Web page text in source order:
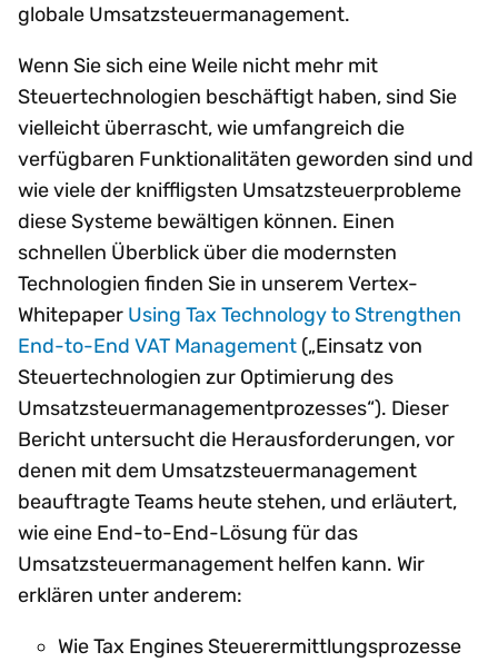
globale Umsatzsteuermanagement.
Wenn Sie sich eine Weile nicht mehr mit
Steuertechnologien beschäftigt haben, sind Sie
vielleicht überrascht, wie umfangreich die
verfügbaren Funktionalitäten geworden sind und
wie viele der kniffligsten Umsatzsteuerprobleme
diese Systeme bewältigen können. Einen
schnellen Überblick über die modernsten
Technologien finden Sie in unserem Vertex-
Whitepaper Using Tax Technology to Strengthen
End-to-End VAT Management („Einsatz von
Steuertechnologien zur Optimierung des
Umsatzsteuermanagementprozesses“). Dieser
Bericht untersucht die Herausforderungen, vor
denen mit dem Umsatzsteuermanagement
beauftragte Teams heute stehen, und erläutert,
wie eine End-to-End-Lösung für das
Umsatzsteuermanagement helfen kann. Wir
erklären unter anderem:
Wie Tax Engines Steuerermittlungsprozesse